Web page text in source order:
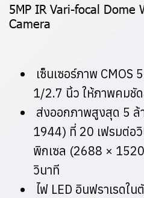
5MP IR Vari-focal Dome
Camera
เซ็นเซอร์ภาพ CMOS
1/2.7 นิ้ว ให้ภาพคมชั
ส่งออกภาพสูงสุด 5 ล้
1944) ที่ 20 เฟรมต่อ
พิกเซล (2688 ×
วินาที
ไฟ LED อินฟราเรดใ